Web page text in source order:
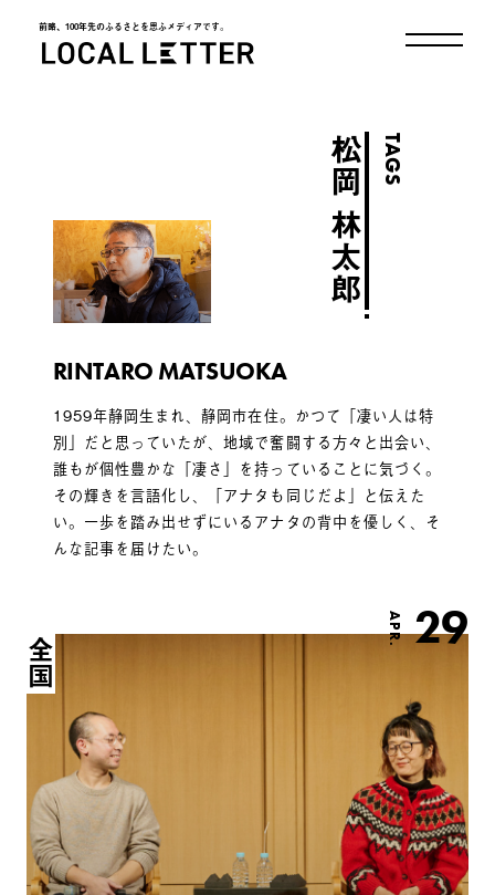
前略、100年先のふるさとを思ふメディアです。
TAGS
松岡 林太郎
RINTARO MATSUOKA
1959年静岡生まれ、静岡市在住。かつて「凄い人は特
別」だと思っていたが、地域で奮闘する方々と出会い、
誰もが個性豊かな「凄さ」を持っていることに気づく。
その輝きを言語化し、「アナタも同じだよ」と伝えた
い。一歩を踏み出せずにいるアナタの背中を優しく、そ
んな記事を届けたい。
APR. 29
全国